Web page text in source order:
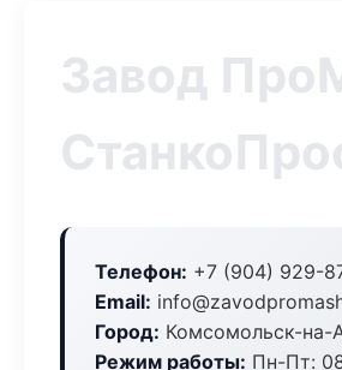
Завод
Телефон: +7 (904) 929-
Email:
Город: Комсомольск-на-
Режим работы: Пн-Пт: